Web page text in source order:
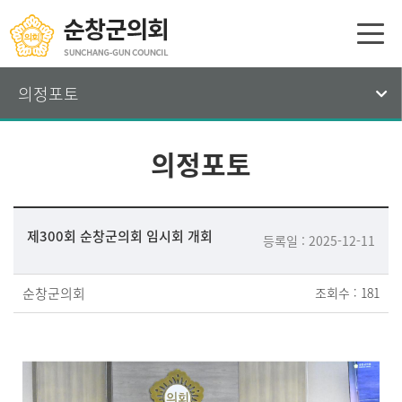
의정포토
의정포토
제300회 순창군의회 임시회 개회 등록일 : 2025-12-11
순창군의회 조회수 : 181